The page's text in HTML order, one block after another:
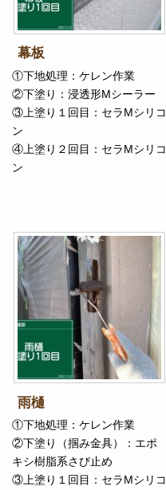
幕板
①下地処理：ケレン作業
②下塗り：浸透形Mシーラー
③上塗り１回目：セラMシリコ
ン
④上塗り２回目：セラMシリコ
ン
雨樋
①下地処理：ケレン作業
②下塗り（掴み金具）：エポ
キシ樹脂系さび止め
③上塗り１回目：セラMシリコ